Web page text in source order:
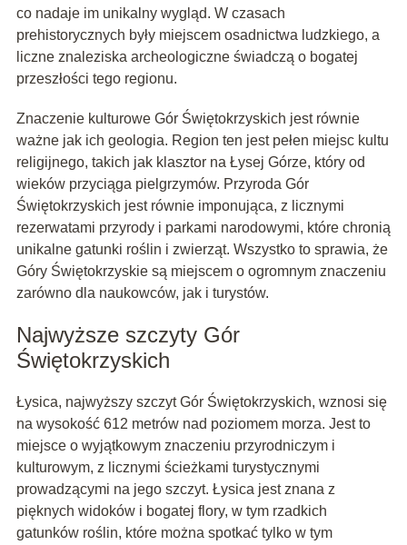
co nadaje im unikalny wygląd. W czasach
prehistorycznych były miejscem osadnictwa ludzkiego, a
liczne znaleziska archeologiczne świadczą o bogatej
przeszłości tego regionu.
Znaczenie kulturowe Gór Świętokrzyskich jest równie
ważne jak ich geologia. Region ten jest pełen miejsc kultu
religijnego, takich jak klasztor na Łysej Górze, który od
wieków przyciąga pielgrzymów. Przyroda Gór
Świętokrzyskich jest równie imponująca, z licznymi
rezerwatami przyrody i parkami narodowymi, które chronią
unikalne gatunki roślin i zwierząt. Wszystko to sprawia, że
Góry Świętokrzyskie są miejscem o ogromnym znaczeniu
zarówno dla naukowców, jak i turystów.
Najwyższe szczyty Gór
Świętokrzyskich
Łysica, najwyższy szczyt Gór Świętokrzyskich, wznosi się
na wysokość 612 metrów nad poziomem morza. Jest to
miejsce o wyjątkowym znaczeniu przyrodniczym i
kulturowym, z licznymi ścieżkami turystycznymi
prowadzącymi na jego szczyt. Łysica jest znana z
pięknych widoków i bogatej flory, w tym rzadkich
gatunków roślin, które można spotkać tylko w tym